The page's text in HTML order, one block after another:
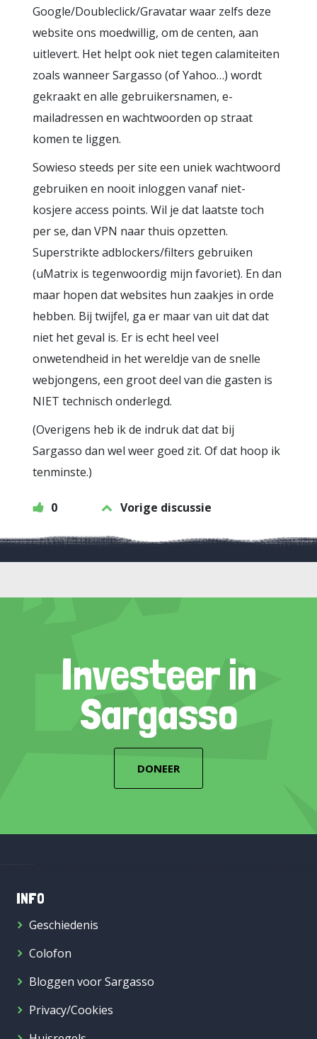
Google/Doubleclick/Gravatar waar zelfs deze
website ons moedwillig, om de centen, aan
uitlevert. Het helpt ook niet tegen calamiteiten
zoals wanneer Sargasso (of Yahoo…) wordt
gekraakt en alle gebruikersnamen, e-
mailadressen en wachtwoorden op straat
komen te liggen.
Sowieso steeds per site een uniek wachtwoord
gebruiken en nooit inloggen vanaf niet-
kosjere access points. Wil je dat laatste toch
per se, dan VPN naar thuis opzetten.
Superstrikte adblockers/filters gebruiken
(uMatrix is tegenwoordig mijn favoriet). En dan
maar hopen dat websites hun zaakjes in orde
hebben. Bij twijfel, ga er maar van uit dat dat
niet het geval is. Er is echt heel veel
onwetendheid in het wereldje van de snelle
webjongens, een groot deel van die gasten is
NIET technisch onderlegd.
(Overigens heb ik de indruk dat dat bij
Sargasso dan wel weer goed zit. Of dat hoop ik
tenminste.)
0 Vorige discussie
Investeer in
Sargasso
DONEER
INFO
Geschiedenis
Colofon
Bloggen voor Sargasso
Privacy/Cookies